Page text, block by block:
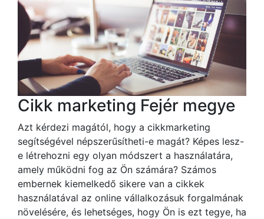
Cikk marketing Fejér megye
Azt kérdezi magától, hogy a cikkmarketing
segítségével népszerűsítheti-e magát? Képes lesz-
e létrehozni egy olyan módszert a használatára,
amely működni fog az Ön számára? Számos
embernek kiemelkedő sikere van a cikkek
használatával az online vállalkozásuk forgalmának
növelésére, és lehetséges, hogy Ön is ezt tegye, ha